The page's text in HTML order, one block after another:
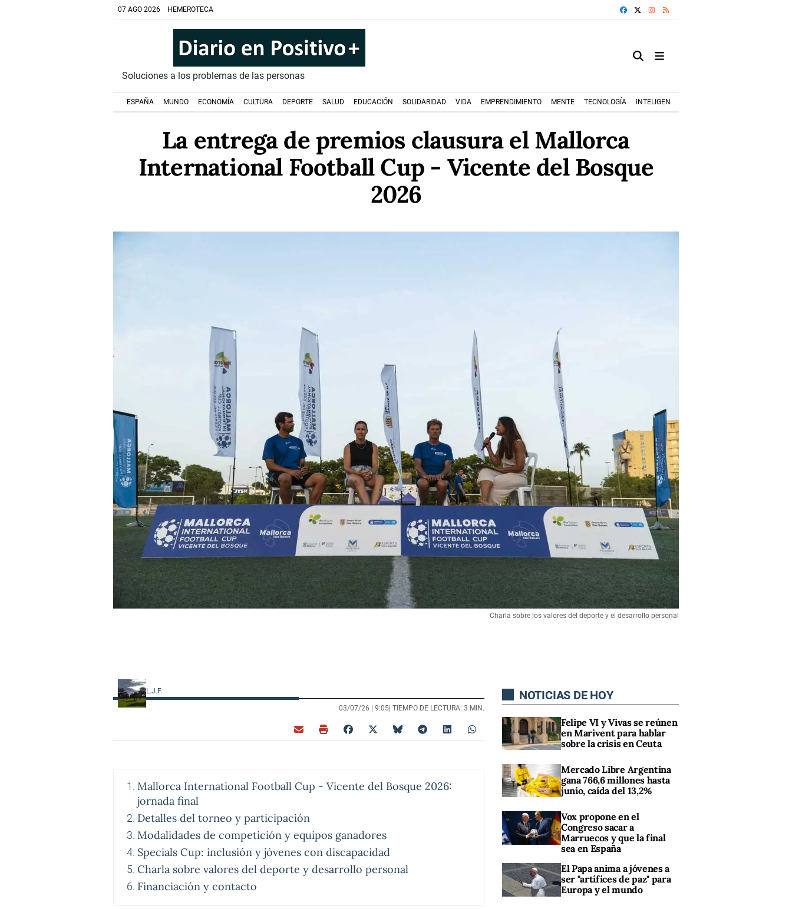
07 AGO 2026 HEMEROTECA FACEBOOKINSTAGRAM
Soluciones a los problemas de las personas
ESPAÑA MUNDO ECONOMÍA CULTURA DEPORTE SALUD EDUCACIÓN SOLIDARIDAD VIDA EMPRENDIMIENTO MENTE TECNOLOGÍA INTELIGENCIA ARTIFICIAL
La entrega de premios clausura el Mallorca
International Football Cup - Vicente del Bosque
2026
Charla sobre los valores del deporte y el desarrollo personal
L.J.F.
03/07/26 | 9:05| TIEMPO DE LECTURA: 3 MIN.
Mallorca International Football Cup - Vicente del Bosque 2026:
jornada final
Detalles del torneo y participación
Modalidades de competición y equipos ganadores
Specials Cup: inclusión y jóvenes con discapacidad
Charla sobre valores del deporte y desarrollo personal
Financiación y contacto
NOTICIAS DE HOY
Felipe VI y Vivas se reúnen
en Marivent para hablar
sobre la crisis en Ceuta
Mercado Libre Argentina
gana 766,6 millones hasta
junio, caída del 13,2%
Vox propone en el
Congreso sacar a
Marruecos y que la final
sea en España
El Papa anima a jóvenes a
ser "artífices de paz" para
Europa y el mundo